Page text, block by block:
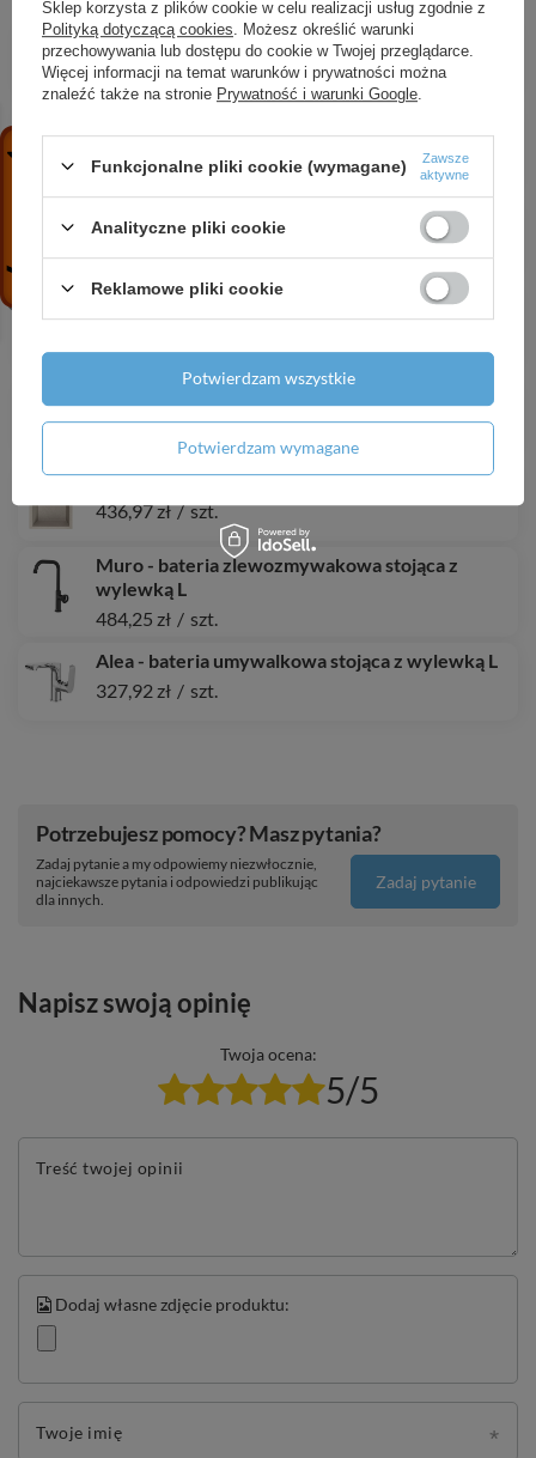
Muro - kolumna natryskowa z baterią
1 876,00 zł / szt.
281,40 zł / szt.
Desna - umywalka nablatowa ceramiczna
Toro - bateria zlewozmywakowa z wyciąganą
wylewką
465,95 zł / szt.
515,52 zł / szt.
Chichi - zlewozmywak 1-komorowy
436,97 zł / szt.
Muro - bateria zlewozmywakowa stojąca z
wylewką L
484,25 zł / szt.
Alea - bateria umywalkowa stojąca z wylewką L
327,92 zł / szt.
Potrzebujesz pomocy? Masz pytania?
Zadaj pytanie a my odpowiemy niezwłocznie,
najciekawsze pytania i odpowiedzi publikując
dla innych.
Zadaj pytanie
Napisz swoją opinię
Twoja ocena:
5/5
Treść twojej opinii
Dodaj własne zdjęcie produktu:
Twoje imię
Sklep korzysta z plików cookie w celu realizacji usług zgodnie z
Polityką dotyczącą cookies . Możesz określić warunki
przechowywania lub dostępu do cookie w Twojej przeglądarce.
Więcej informacji na temat warunków i prywatności można
znaleźć także na stronie Prywatność i warunki Google
Funkcjonalne pliki cookie (wymagane)
Zawsze
aktywne
Analityczne pliki cookie
Reklamowe pliki cookie
Potwierdzam wymagane
Potwierdzam wszystkie